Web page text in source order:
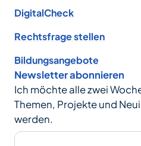
DigitalCheck
Rechtsfrage stellen
Bildungsangebote
Newsletter abonnieren
Ich möchte alle zwei
Themen, Projekte und
werden.